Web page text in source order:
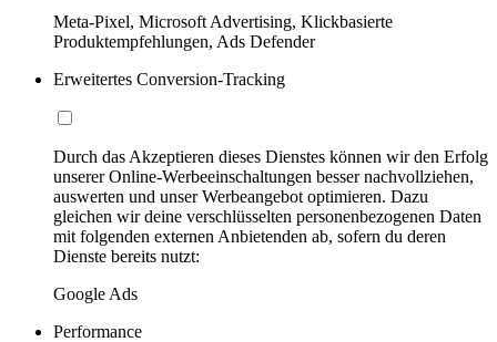
Meta-Pixel, Microsoft Advertising, Klickbasierte
Produktempfehlungen, Ads Defender
Erweitertes Conversion-Tracking
Durch das Akzeptieren dieses Dienstes können wir den Erfolg
unserer Online-Werbeeinschaltungen besser nachvollziehen,
auswerten und unser Werbeangebot optimieren. Dazu
gleichen wir deine verschlüsselten personenbezogenen Daten
mit folgenden externen Anbietenden ab, sofern du deren
Dienste bereits nutzt:
Google Ads
Performance